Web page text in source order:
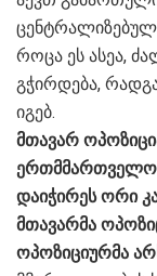
როცა ეს ასეა,
გჭირდება,
იგებ.
მთავარ
დაიჭირეს ორი
მთავარმა
ოპოზიციურმა